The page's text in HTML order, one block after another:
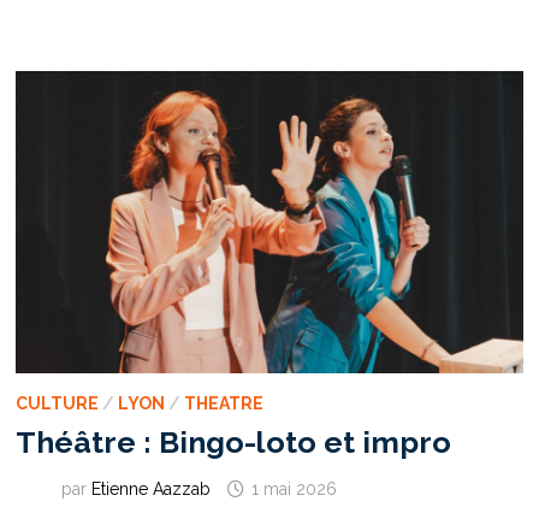
CULTURE / LYON / THEATRE
Théâtre : Bingo-loto et impro
par Etienne Aazzab 1 mai 2026